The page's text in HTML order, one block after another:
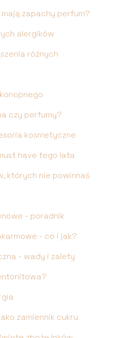
zapachy perfum?
alergików
różnych
czy perfumy?
kosmetyczne
have tego lata
których nie powinnaś
- poradnik
- co i jak?
- wady i zalety
zamiennik cukru